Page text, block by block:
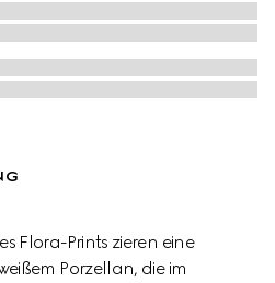
Flora-Prints zieren eine
Porzellan, die im